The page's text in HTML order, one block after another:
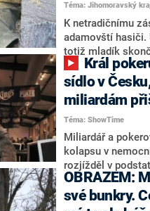
Téma: Jihomoravský
K netradičnímu
adamovští hasiči.
totiž mladík
bunkru. Do
napřed, jenže
sídlo v
miliardám
Téma: ShowTime
Miliardář a
kolapsu v
rozjížděl v
českých celebrit
přišel?
OBRAZEM:
své bunkry.